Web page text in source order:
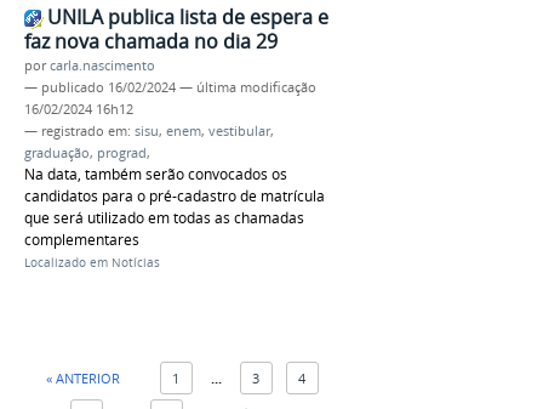
UNILA publica lista de espera e
faz nova chamada no dia 29
porcarla.nascimento
— publicado 16/02/2024 — última modificação
16/02/2024 16h12
— registrado em: sisu, enem, vestibular,
graduação, prograd,
Na data, também serão convocados os
candidatos para o pré-cadastro de matrícula
que será utilizado em todas as chamadas
complementares
Localizado em Notícias
« ANTERIOR 1 3 4